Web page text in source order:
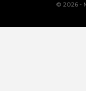
© 2026 -